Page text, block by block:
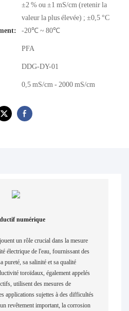
±2 % ou ±1 mS/cm (retenir la
valeur la plus élevée) ; ±0,5 °C
-20℃ ~ 80℃
PFA
DDG-DY-01
0,5 mS/cm - 2000 mS/cm
numérique
un rôle crucial dans la mesure
électrique de l'eau, fournissant des
pureté, sa salinité et sa qualité
toroïdaux, également appelés
utilisent des mesures de
applications sujettes à des difficultés
revêtement important, la corrosion